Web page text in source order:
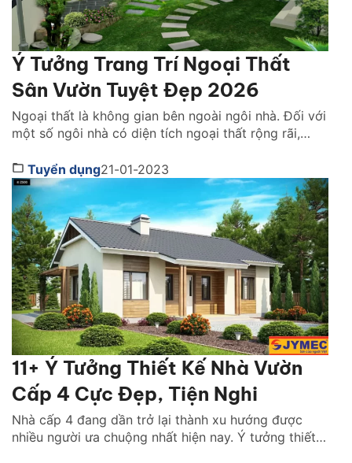
Ý Tưởng Trang Trí Ngoại Thất
Sân Vườn Tuyệt Đẹp 2026
Ngoại thất là không gian bên ngoài ngôi nhà. Đối với
một số ngôi nhà có diện tích ngoại thất rộng rãi,
là không gian đầu tiên giúp ghi điểm tuyệt đối trong
mắt của những vị khách đến chơi nhà. Vậy là thế nào
[…]
Tuyển dụng21-01-2023
11+ Ý Tưởng Thiết Kế Nhà Vườn
Cấp 4 Cực Đẹp, Tiện Nghi
Nhà cấp 4 đang dần trở lại thành xu hướng được
nhiều người ưa chuộng nhất hiện nay. Ý tưởng thiết